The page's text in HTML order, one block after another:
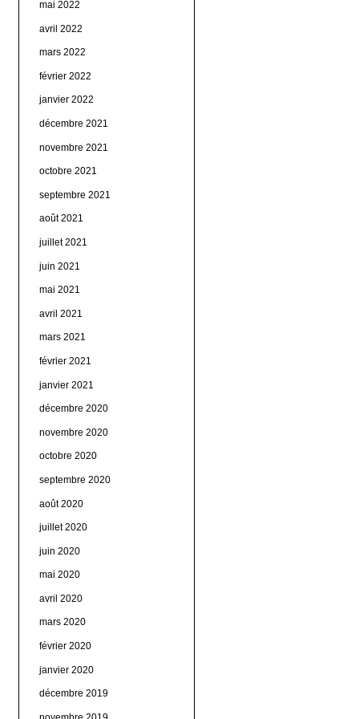
mai 2022
avril 2022
mars 2022
février 2022
janvier 2022
décembre 2021
novembre 2021
octobre 2021
septembre 2021
août 2021
juillet 2021
juin 2021
mai 2021
avril 2021
mars 2021
février 2021
janvier 2021
décembre 2020
novembre 2020
octobre 2020
septembre 2020
août 2020
juillet 2020
juin 2020
mai 2020
avril 2020
mars 2020
février 2020
janvier 2020
décembre 2019